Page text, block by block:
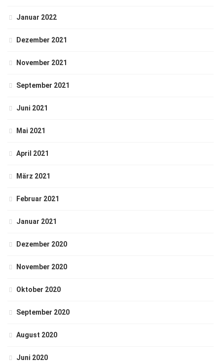
Januar 2022
Dezember 2021
November 2021
September 2021
Juni 2021
Mai 2021
April 2021
März 2021
Februar 2021
Januar 2021
Dezember 2020
November 2020
Oktober 2020
September 2020
August 2020
Juni 2020